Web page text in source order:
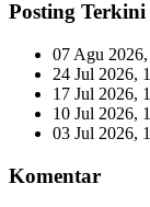
Posting Terkini
07 Agu 2026,
24 Jul 2026,
17 Jul 2026,
10 Jul 2026,
03 Jul 2026,
Komentar